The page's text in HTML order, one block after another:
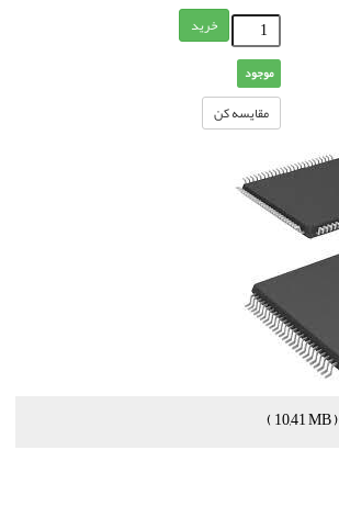
خرید
موجود
مقایسه کن
( 10,41 MB )